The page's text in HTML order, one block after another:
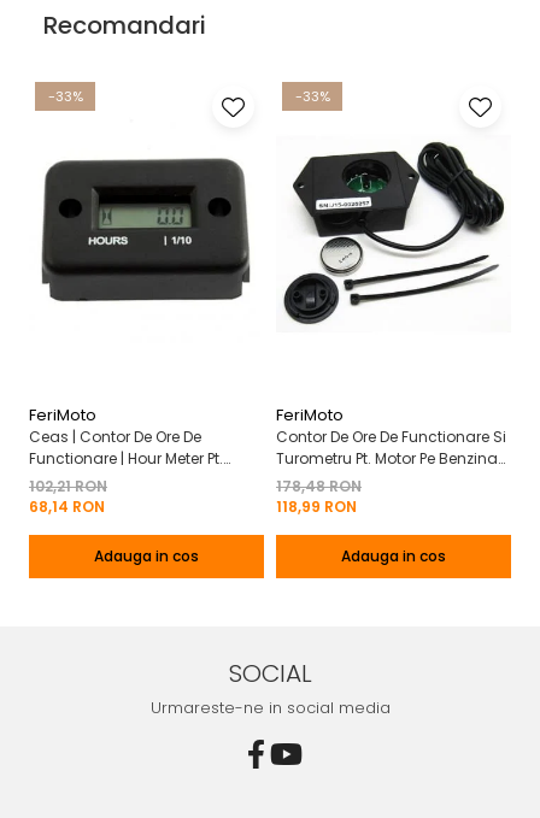
Recomandari
-33%
FeriMoto
Ceas | Contor De Ore De
Functionare | Hour Meter Pt.
Motor Pe Benzina 2T | 4T
102,21 RON
68,14 RON
Adauga in cos
-33%
FeriMoto
Contor De Ore De Functionare Si
Turometru Pt. Motor Pe Benzina
2T | 4T Cu Capac De Baterie
178,48 RON
118,99 RON
Adauga in cos
SOCIAL
Urmareste-ne in social media